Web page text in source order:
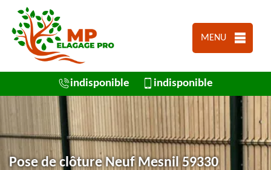
MENU
indisponible indisponible
Pose de clôture Neuf Mesnil 59330